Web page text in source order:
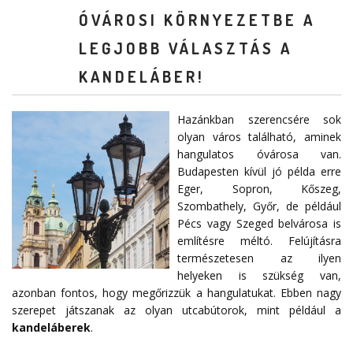
ÓVÁROSI KÖRNYEZETBE A
LEGJOBB VÁLASZTÁS A
KANDELÁBER!
Hazánkban szerencsére sok
olyan város található, aminek
hangulatos óvárosa van.
Budapesten kívül jó példa erre
Eger, Sopron, Kőszeg,
Szombathely, Győr, de például
Pécs vagy Szeged belvárosa is
említésre méltó. Felújításra
természetesen az ilyen
helyeken is szükség van,
azonban fontos, hogy megőrizzük a hangulatukat. Ebben nagy
szerepet játszanak az olyan utcabútorok, mint például a
kandeláberek.